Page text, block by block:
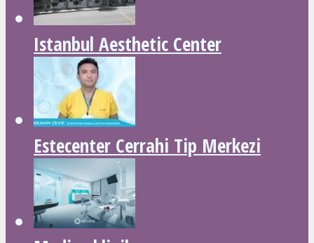
Istanbul Aesthetic Center
Estecenter Cerrahi Tip Merkezi